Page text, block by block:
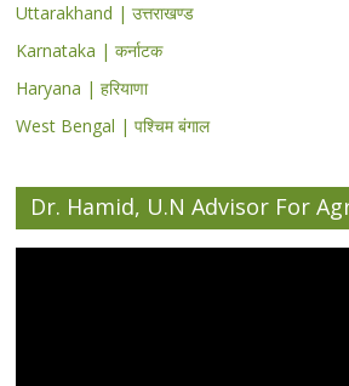
Uttarakhand | उत्तराखण्ड
Karnataka | कर्नाटक
Haryana | हरियाणा
West Bengal | पश्चिम बंगाल
Dr. Hamid, U.N Advisor For